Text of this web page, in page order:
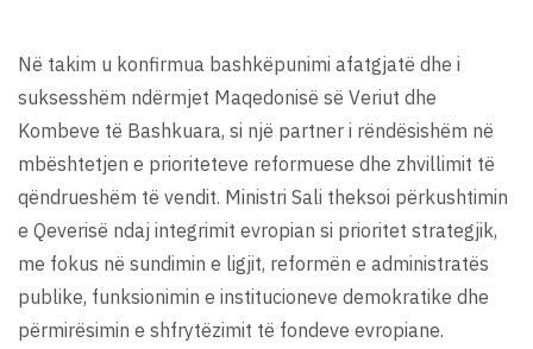
Në takim u konfirmua bashkëpunimi afatgjatë dhe i
suksesshëm ndërmjet Maqedonisë së Veriut dhe
Kombeve të Bashkuara, si një partner i rëndësishëm në
mbështetjen e prioriteteve reformuese dhe zhvillimit të
qëndrueshëm të vendit. Ministri Sali theksoi përkushtimin
e Qeverisë ndaj integrimit evropian si prioritet strategjik,
me fokus në sundimin e ligjit, reformën e administratës
publike, funksionimin e institucioneve demokratike dhe
përmirësimin e shfrytëzimit të fondeve evropiane.